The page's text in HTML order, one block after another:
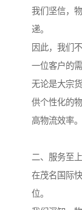
我们坚信，
递。
因此，我们
一位客户的
无论是大宗
供个性化的
高物流效率。
二、服务至
在茂名国际
位。